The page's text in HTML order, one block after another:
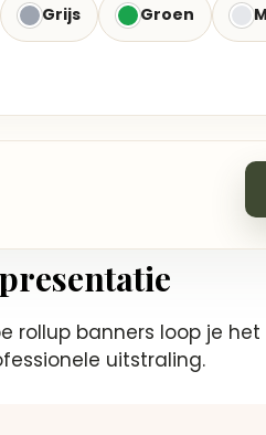
Grijs Groen
banners loop je
uitstraling.